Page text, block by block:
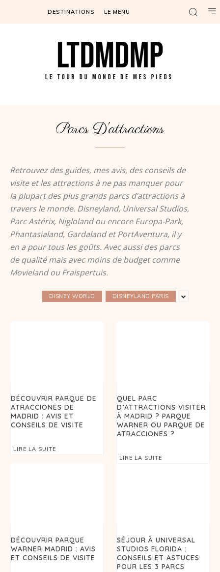
DESTINATIONS LE MENU
Parcs D'attractions
Retrouvez des guides, mes avis, des conseils de
visite et les attractions à ne pas manquer pour
la plupart des plus grands parcs d’attractions à
travers le monde. Disneyland, Universal Studios,
Parc Astérix, Nigloland ou encore Europa-Park,
Phantasialand, Gardaland et PortAventura, il y
en a pour tous les goûts. Avec aussi des parcs
de qualité mais avec moins de budget comme
Movieland ou Fraispertuis.
DISNEY WORLD DISNEYLAND PARIS
DÉCOUVRIR PARQUE DE
ATRACCIONES DE
MADRID : AVIS ET
CONSEILS DE VISITE
LIRE LA SUITE
QUEL PARC
D’ATTRACTIONS VISITER
À MADRID ? PARQUE
WARNER OU PARQUE DE
ATRACCIONES ?
LIRE LA SUITE
DÉCOUVRIR PARQUE
WARNER MADRID : AVIS
ET CONSEILS DE VISITE
SÉJOUR À UNIVERSAL
STUDIOS FLORIDA :
CONSEILS ET ASTUCES
POUR LES 3 PARCS